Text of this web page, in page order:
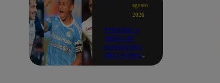
agosto
2026
Partidos y
tabla de
posiciones
del Torneo